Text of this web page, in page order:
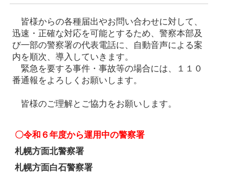
皆様からの各種届出やお問い合わせに対して、
迅速・正確な対応を可能とするため、警察本部及
び一部の警察署の代表電話に、自動音声による案
内を順次、導入していきます。
緊急を要する事件・事故等の場合には、１１０
番通報をよろしくお願いします。
皆様のご理解とご協力をお願いします。
〇令和６年度から運用中の警察署
札幌方面北警察署
札幌方面白石警察署